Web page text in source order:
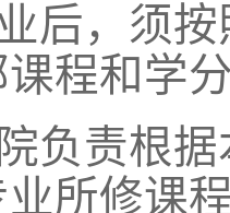
后，须
程和学
负责根
所修课